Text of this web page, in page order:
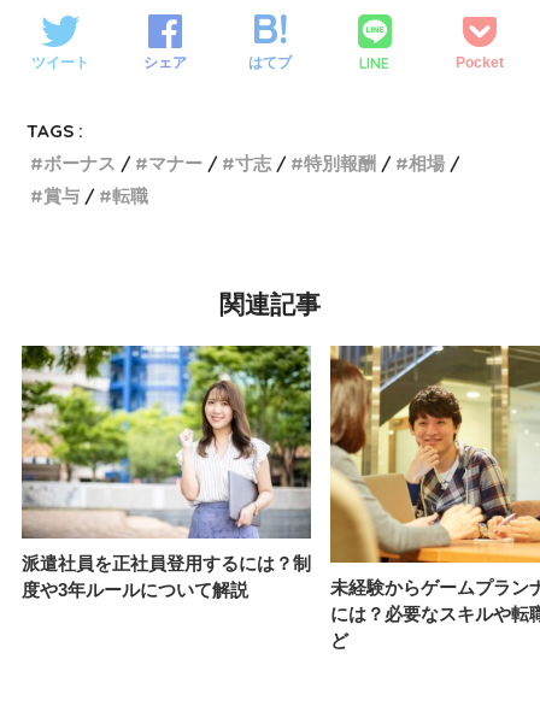
ツイート シェア はてブ LINE Pocket
TAGS :
ボーナス
マナー 寸志 特別報酬
相場
賞与
転職
関連記事
派遣社員を正社員登用するには？制
度や3年ルールについて解説
未経験からゲームプラン
には？必要なスキルや転
ど